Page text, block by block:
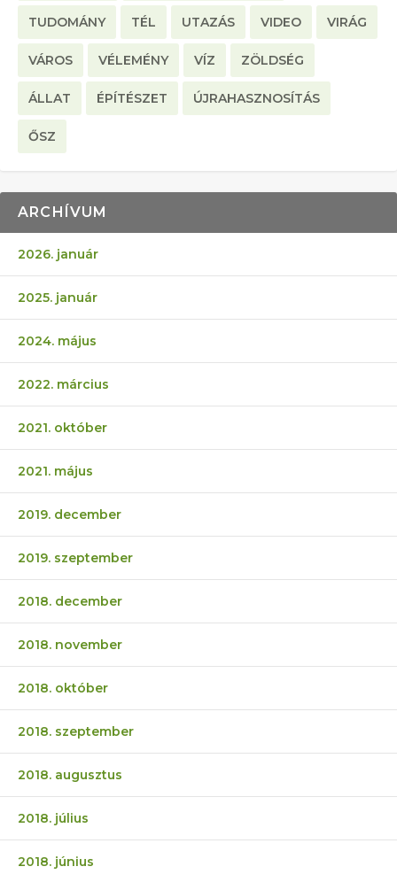
TUDOMÁNY TÉL UTAZÁS VIDEO VIRÁG
VÁROS VÉLEMÉNY VÍZ ZÖLDSÉG
ÁLLAT ÉPÍTÉSZET ÚJRAHASZNOSÍTÁS
ŐSZ
ARCHÍVUM
2026. január
2025. január
2024. május
2022. március
2021. október
2021. május
2019. december
2019. szeptember
2018. december
2018. november
2018. október
2018. szeptember
2018. augusztus
2018. július
2018. június